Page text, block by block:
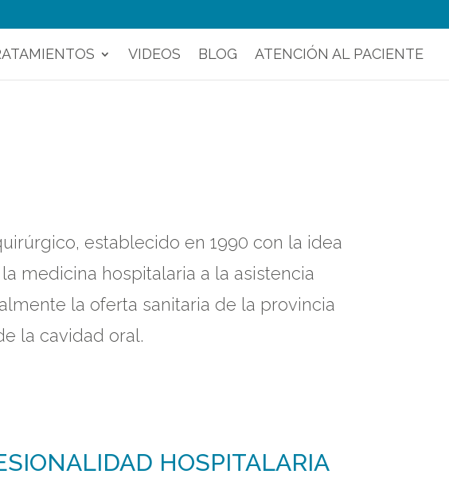
VIDEOS BLOG ATENCIÓN AL PACIENTE
establecido en 1990 con la idea
medicina hospitalaria a la asistencia
la oferta sanitaria de la provincia
la cavidad oral.
HOSPITALARIA